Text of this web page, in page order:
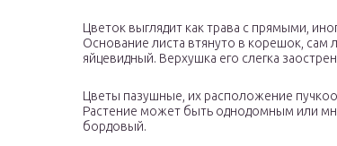
Цветок выглядит как трава с прямыми,
Основание листа втянуто в корешок, сам
яйцевидный. Верхушка его слегка
Цветы пазушные, их расположение
Растение может быть однодомным или
бордовый.